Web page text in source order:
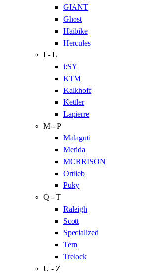
GIANT
Ghost
Haibike
Hercules
I - L
i:SY
KTM
Kalkhoff
Kettler
Lapierre
M - P
Malaguti
Merida
MORRISON
Ortlieb
Puky
Q - T
Raleigh
Scott
Specialized
Tern
Trelock
U - Z